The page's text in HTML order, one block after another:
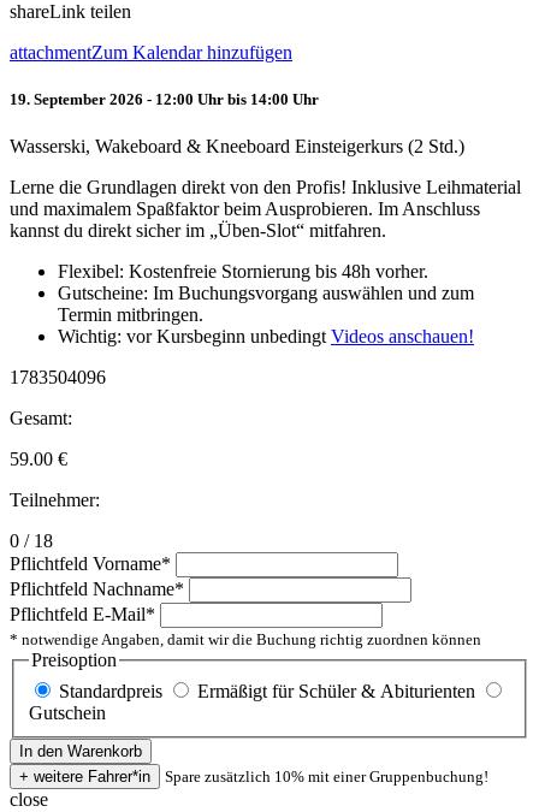
shareLink teilen
attachmentZum Kalendar hinzufügen
19. September 2026 - 12:00 Uhr bis 14:00 Uhr
Wasserski, Wakeboard & Kneeboard Einsteigerkurs (2 Std.)
Lerne die Grundlagen direkt von den Profis! Inklusive Leihmaterial
und maximalem Spaßfaktor beim Ausprobieren. Im Anschluss
kannst du direkt sicher im „Üben-Slot“ mitfahren.
Flexibel: Kostenfreie Stornierung bis 48h vorher.
Gutscheine: Im Buchungsvorgang auswählen und zum
Termin mitbringen.
Wichtig: vor Kursbeginn unbedingtVideos anschauen!
1783504096
Gesamt:
59.00 €
Teilnehmer:
0 / 18
Pflichtfeld Vorname*
Pflichtfeld Nachname*
Pflichtfeld E-Mail*
* notwendige Angaben, damit wir die Buchung richtig zuordnen können
Preisoption
Standardpreis
Ermäßigt für Schüler & Abiturienten
Gutschein
Spare zusätzlich 10% mit einer Gruppenbuchung!
close